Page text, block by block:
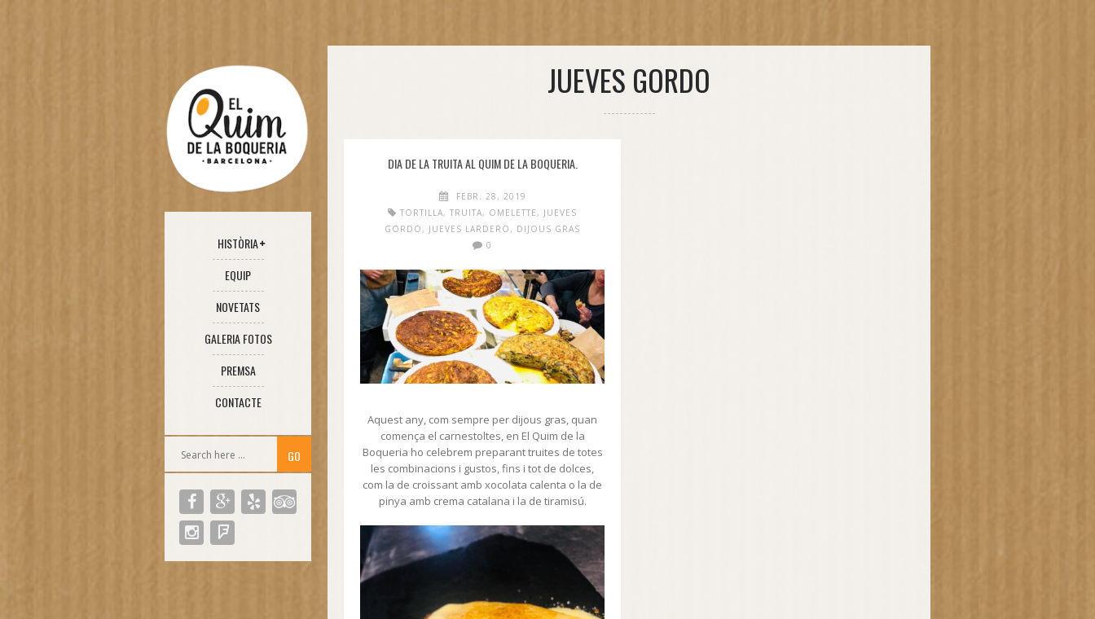
HISTÒRIA
EQUIP
NOVETATS
GALERIA FOTOS
PREMSA
CONTACTE
JUEVES GORDO
DIA DE LA TRUITA AL QUIM DE LA BOQUERIA.
FEBR. 28, 2019
TORTILLA, TRUITA, OMELETTE, JUEVES
GORDO, JUEVES LARDERO, DIJOUS GRAS
0
Aquest any, com sempre per dijous gras, quan
comença el carnestoltes, en El Quim de la
Boqueria ho celebrem preparant truites de totes
les combinacions i gustos, fins i tot de dolces,
com la de croissant amb xocolata calenta o la de
pinya amb crema catalana i la de tiramisú.